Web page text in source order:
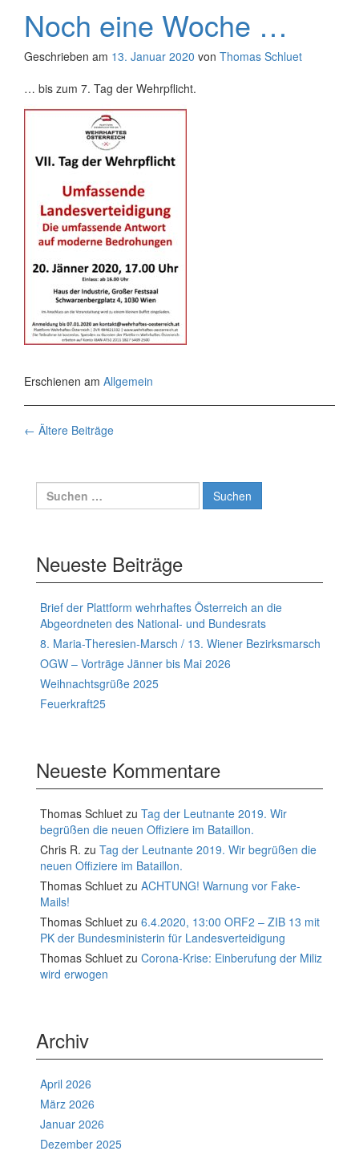
Noch eine Woche …
Geschrieben am 13. Januar 2020 von Thomas Schluet
… bis zum 7. Tag der Wehrpflicht.
Erschienen am Allgemein
Beiträge-
← Ältere Beiträge
Suchen
nach:
Neueste Beiträge
Brief der Plattform wehrhaftes Österreich an die
Abgeordneten des National- und Bundesrats
8. Maria-Theresien-Marsch / 13. Wiener Bezirksmarsch
OGW – Vorträge Jänner bis Mai 2026
Weihnachtsgrüße 2025
Feuerkraft25
Neueste Kommentare
Thomas Schluet zu Tag der Leutnante 2019. Wir
begrüßen die neuen Offiziere im Bataillon.
Chris R. zu Tag der Leutnante 2019. Wir begrüßen die
neuen Offiziere im Bataillon.
Thomas Schluet zu ACHTUNG! Warnung vor Fake-
Mails!
Thomas Schluet zu 6.4.2020, 13:00 ORF2 – ZIB 13 mit
PK der Bundesministerin für Landesverteidigung
Thomas Schluet zu Corona-Krise: Einberufung der Miliz
wird erwogen
Archiv
April 2026
März 2026
Januar 2026
Dezember 2025